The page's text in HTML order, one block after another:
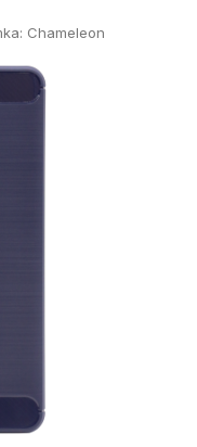
Chameleon